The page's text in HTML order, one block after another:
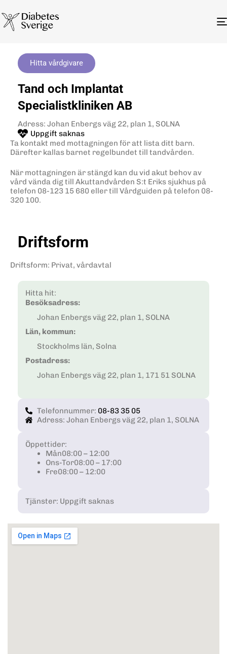
Hitta vårdgivare
Tand och Implantat
Specialistkliniken AB
Adress: Johan Enbergs väg 22, plan 1, SOLNA
Uppgift saknas
Ta kontakt med mottagningen för att lista ditt barn.
Därefter kallas barnet regelbundet till tandvården.
När mottagningen är stängd kan du vid akut behov av
vård vända dig till Akuttandvården S:t Eriks sjukhus på
telefon 08-123 15 680 eller till Vårdguiden på telefon 08-
320 100.
Driftsform
Driftsform: Privat, vårdavtal
Hitta hit:
Besöksadress:
Johan Enbergs väg 22, plan 1, SOLNA
Län, kommun:
Stockholms län, Solna
Postadress:
Johan Enbergs väg 22, plan 1, 171 51 SOLNA
Telefonnummer: 08-83 35 05
Adress: Johan Enbergs väg 22, plan 1, SOLNA
Öppettider:
Mån08:00 – 12:00
Ons-Tor08:00 – 17:00
Fre08:00 – 12:00
Tjänster: Uppgift saknas